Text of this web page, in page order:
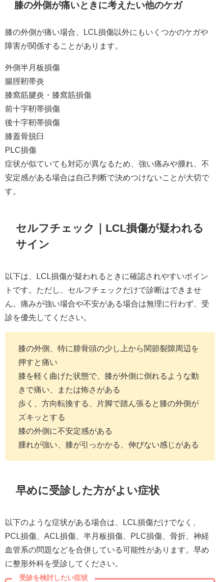
膝の外側が痛いときに考えたい他のケガ
膝の外側が痛い場合、LCL損傷以外にもいくつかのケガや
障害が関係することがあります。
外側半月板損傷
腸脛靭帯炎
膝窩筋腱炎・膝窩筋損傷
前十字靭帯損傷
後十字靭帯損傷
膝蓋骨脱臼
PLC損傷
症状が似ていても対応が異なるため、強い痛みや腫れ、不
安定感がある場合は自己判断で決めつけないことが大切で
す。
セルフチェック｜LCL損傷が疑われる
サイン
以下は、LCL損傷が疑われるときに確認されやすいポイン
トです。ただし、セルフチェックだけで診断はできませ
ん。痛みが強い場合や不安がある場合は無理に行わず、受
診を優先してください。
膝の外側、特に腓骨頭の少し上から関節裂隙周辺を
押すと痛い
膝を軽く曲げた状態で、膝が外側に倒れるような動
きで痛い、または怖さがある
歩く、方向転換する、片脚で踏ん張ると膝の外側が
ズキッとする
膝の外側に不安定感がある
腫れが強い、膝が引っかかる、伸びない感じがある
早めに受診した方がよい症状
以下のような症状がある場合は、LCL損傷だけでなく、
PCL損傷、ACL損傷、半月板損傷、PLC損傷、骨折、神経
血管系の問題などを合併している可能性があります。早め
に整形外科を受診してください。
受診を検討したい症状